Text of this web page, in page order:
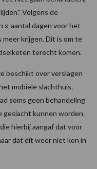
Volgens de
x-aantal dagen voor het
krijgen. Dit is om te
terecht komen.
beschikt over verslagen
mobiele slachthuis.
soms geen behandeling
geslacht kunnen worden.
hierbij aangaf dat voor
dat dit weer niet kon in